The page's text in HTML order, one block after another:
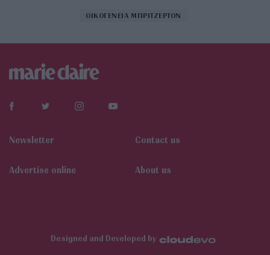
ΟΙΚΟΓΕΝΕΙΑ ΜΠΡΙΤΖΕΡΤΟΝ
Newsletter Contact us
Αdvertise online About us
Designed and Developed by